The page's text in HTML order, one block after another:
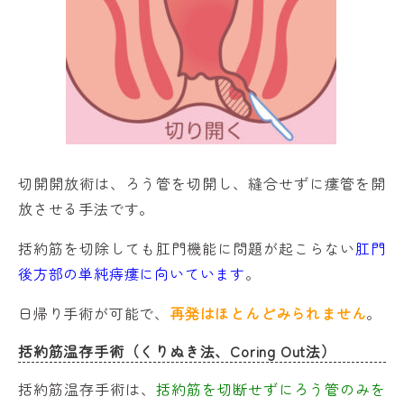
切開開放術は、ろう管を切開し、縫合せずに瘻管を開
放させる手法です。
括約筋を切除しても肛門機能に問題が起こらない肛門
後方部の単純痔瘻に向いています。
日帰り手術が可能で、 再発はほとんどみられません。
括約筋温存手術（くりぬき法、Coring Out法）
括約筋温存手術は、括約筋を切断せずにろう管のみを